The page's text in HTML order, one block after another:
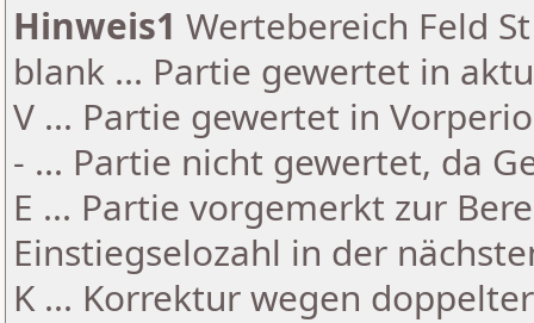
Hinweis1 Wertebereich Feld
blank ... Partie gewertet in
V ... Partie gewertet in
- ... Partie nicht gewertet, da
E ... Partie vorgemerkt zur
Einstiegselozahl in der
K ... Korrektur wegen